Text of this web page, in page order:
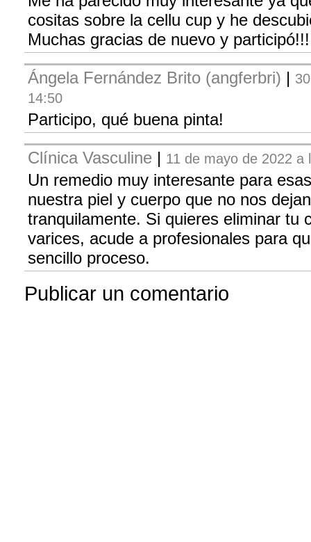
cositas sobre la cellu cup y he
Muchas gracias de nuevo y
Ángela Fernández Brito (angferbri) |
14:50
Participo, qué buena pinta!
Clínica Vasculine | 11 de mayo de 2022 a
Un remedio muy interesante para
nuestra piel y cuerpo que no nos
tranquilamente. Si quieres eliminar tu
varices, acude a profesionales para
sencillo proceso.
Publicar un comentario